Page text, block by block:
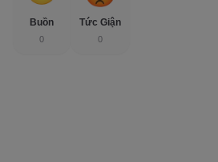
Buồn
0
Tức Giận
0